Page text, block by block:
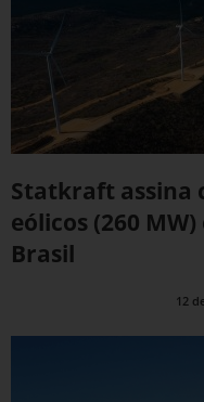
Statkraft assina
eólicos (260
Brasil
12